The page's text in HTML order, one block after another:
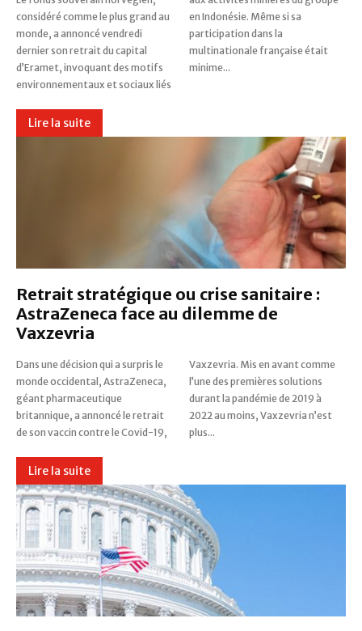
considéré comme le plus grand au
monde, a annoncé vendredi
dernier son retrait du capital
d’Eramet, invoquant des motifs
environnementaux et sociaux liés
en Indonésie. Même si sa
participation dans la
multinationale française était
minime...
Lire la suite
Retrait stratégique ou crise sanitaire :
AstraZeneca face au dilemme de
Vaxzevria
Dans une décision qui a surpris le
monde occidental, AstraZeneca,
géant pharmaceutique
britannique, a annoncé le retrait
de son vaccin contre le Covid-19,
Vaxzevria. Mis en avant comme
l’une des premières solutions
durant la pandémie de 2019 à
2022 au moins, Vaxzevria n’est
plus...
Lire la suite